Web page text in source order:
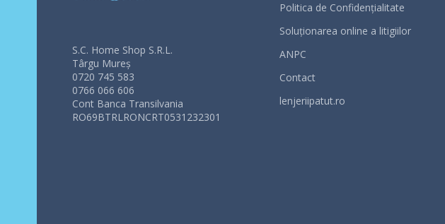
S.C. Home Shop S.R.L.
Târgu Mureș
0720 745 583
0766 066 606
Cont Banca Transilvania
RO69BTRLRONCRT0531232301
Politica de Confidențialitate
Soluționarea online a litigiilor
ANPC
Contact
lenjeriipatut.ro